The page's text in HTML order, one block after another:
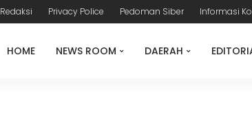
Redaksi Privacy Police Pedoman Siber Informasi
HOME NEWS ROOM DAERAH